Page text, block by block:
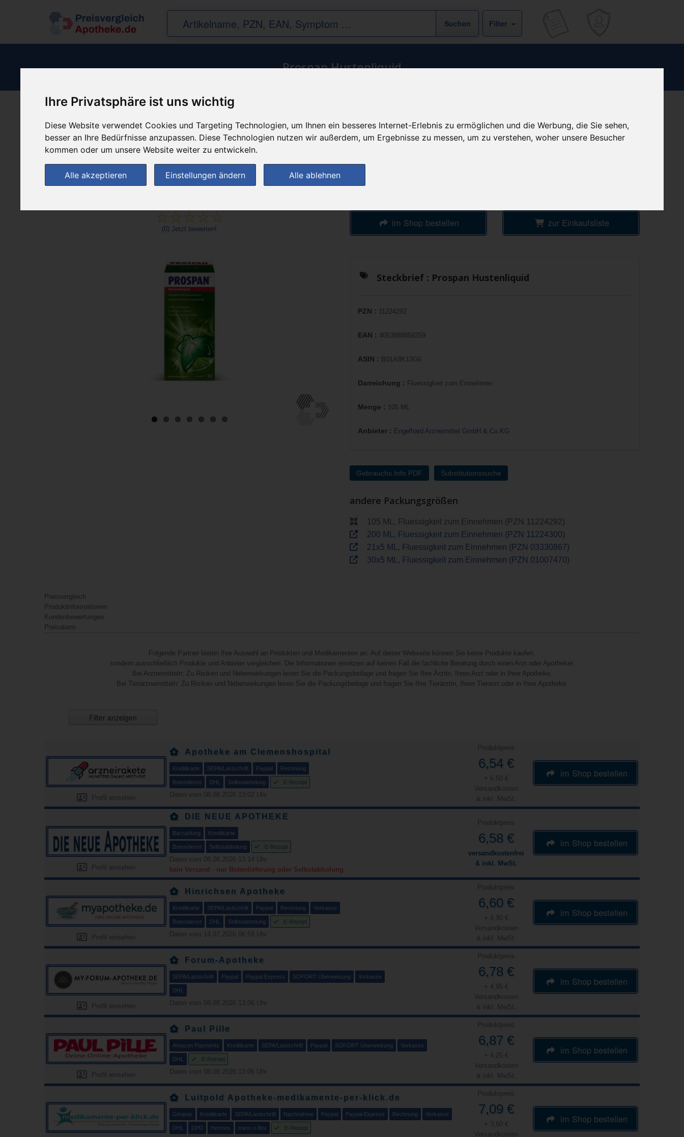
Ihre Privatsphäre ist uns wichtig
Diese Website verwendet Cookies und Targeting Technologien, um Ihnen ein besseres Internet-Erlebnis zu ermöglichen und die Werbung, die Sie sehen,
besser an Ihre Bedürfnisse anzupassen. Diese Technologien nutzen wir außerdem, um Ergebnisse zu messen, um zu verstehen, woher unsere Besucher
kommen oder um unsere Website weiter zu entwickeln.
Alle akzeptieren Einstellungen ändern Alle ablehnen
Filter
Prospan Hustenliquid
Produkt empfehlen günstigster Produktpreis ab
6,54 €
+ 6,50 € Versandkosten
& inkl. MwSt.
(0) Jetzt bewerten!
im Shop bestellen zur Einkaufsliste
Steckbrief : Prospan Hustenliquid
PZN : 11224292
EAN : 4053888859259
ASIN : B01A8K13G6
Darreichung : Fluessigkeit zum Einnehmen
Menge : 105 ML
Anbieter : Engelhard Arzneimittel GmbH & Co.KG
Gebrauchs.Info PDF Substitutionssuche
andere Packungsgrößen
105 ML, Fluessigkeit zum Einnehmen (PZN 11224292)
200 ML, Fluessigkeit zum Einnehmen (PZN 11224300)
21x5 ML, Fluessigkeit zum Einnehmen (PZN 03330867)
30x5 ML, Fluessigkeit zum Einnehmen (PZN 01007470)
Preisvergleich
Produktinformationen
Kundenbewertungen
Preisalarm
Folgende Partner bieten Ihre Auswahl an Produkten und Medikamenten an. Auf dieser Webseite können Sie keine Produkte kaufen,
sondern ausschließlich Produkte und Anbieter vergleichen. Die Informationen ersetzen auf keinen Fall die fachliche Beratung durch einen Arzt oder Apotheker.
Bei Arzneimitteln: Zu Risiken und Nebenwirkungen lesen Sie die Packungsbeilage und fragen Sie Ihre Ärztin, Ihren Arzt oder in Ihrer Apotheke.
Bei Tierarzneimitteln: Zu Risiken und Nebenwirkungen lesen Sie die Packungsbeilage und fragen Sie Ihre Tierärztin, Ihren Tierarzt oder in Ihrer Apotheke.
Filter anzeigen
Profil einsehen
Apotheke am Clemenshospital
Kreditkarte SEPA/Lastschrift Paypal Rechnung
Botendienst DHL Selbstabholung E-Rezept
Daten vom 08.08.2026 13:02 Uhr
Produktpreis
6,54 €
+ 6,50 €
Versandkosten
& inkl. MwSt.
im Shop bestellen
Profil einsehen
DIE NEUE APOTHEKE
Barzahlung Kreditkarte
Botendienst Selbstabholung E-Rezept
Daten vom 08.08.2026 13:14 Uhr
kein Versand - nur Botenlieferung oder Selbstabholung
Produktpreis
6,58 €
versandkostenfrei
& inkl. MwSt.
im Shop bestellen
Profil einsehen
Hinrichsen Apotheke
Kreditkarte SEPA/Lastschrift Paypal Rechnung Vorkasse
Botendienst DHL Selbstabholung E-Rezept
Daten vom 14.07.2026 06:59 Uhr
Produktpreis
6,60 €
+ 4,90 €
Versandkosten
& inkl. MwSt.
im Shop bestellen
Profil einsehen
Forum-Apotheke
SEPA/Lastschrift Paypal Paypal Express SOFORT Überweisung Vorkasse
DHL
Daten vom 08.08.2026 13:06 Uhr
Produktpreis
6,78 €
+ 4,95 €
Versandkosten
& inkl. MwSt.
im Shop bestellen
Profil einsehen
Paul Pille
Amazon Payments Kreditkarte SEPA/Lastschrift Paypal SOFORT Überweisung Vorkasse
DHL E-Rezept
Daten vom 08.08.2026 13:06 Uhr
Produktpreis
6,87 €
+ 4,25 €
Versandkosten
& inkl. MwSt.
im Shop bestellen
Luitpold Apotheke-medikamente-per-klick.de
Giropay Kreditkarte SEPA/Lastschrift Nachnahme Paypal Paypal Express Rechnung Vorkasse
DHL DPD Hermes trans-o-flex E-Rezept
Produktpreis
7,09 €
+ 3,50 €
Versandkosten
im Shop bestellen